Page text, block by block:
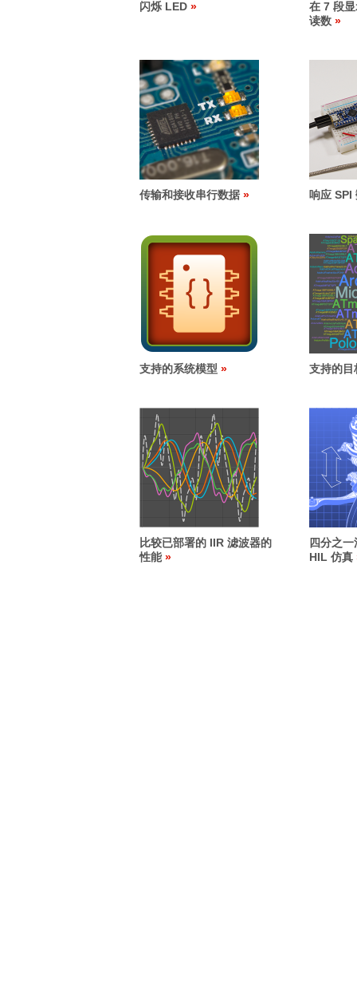
闪烁 LED
在 7 段
读数
传输和接收串行数据 响应 SPI
支持的系统模型 支持的目
比较已部署的 IIR 滤波器的
性能
四分之
HIL 仿真